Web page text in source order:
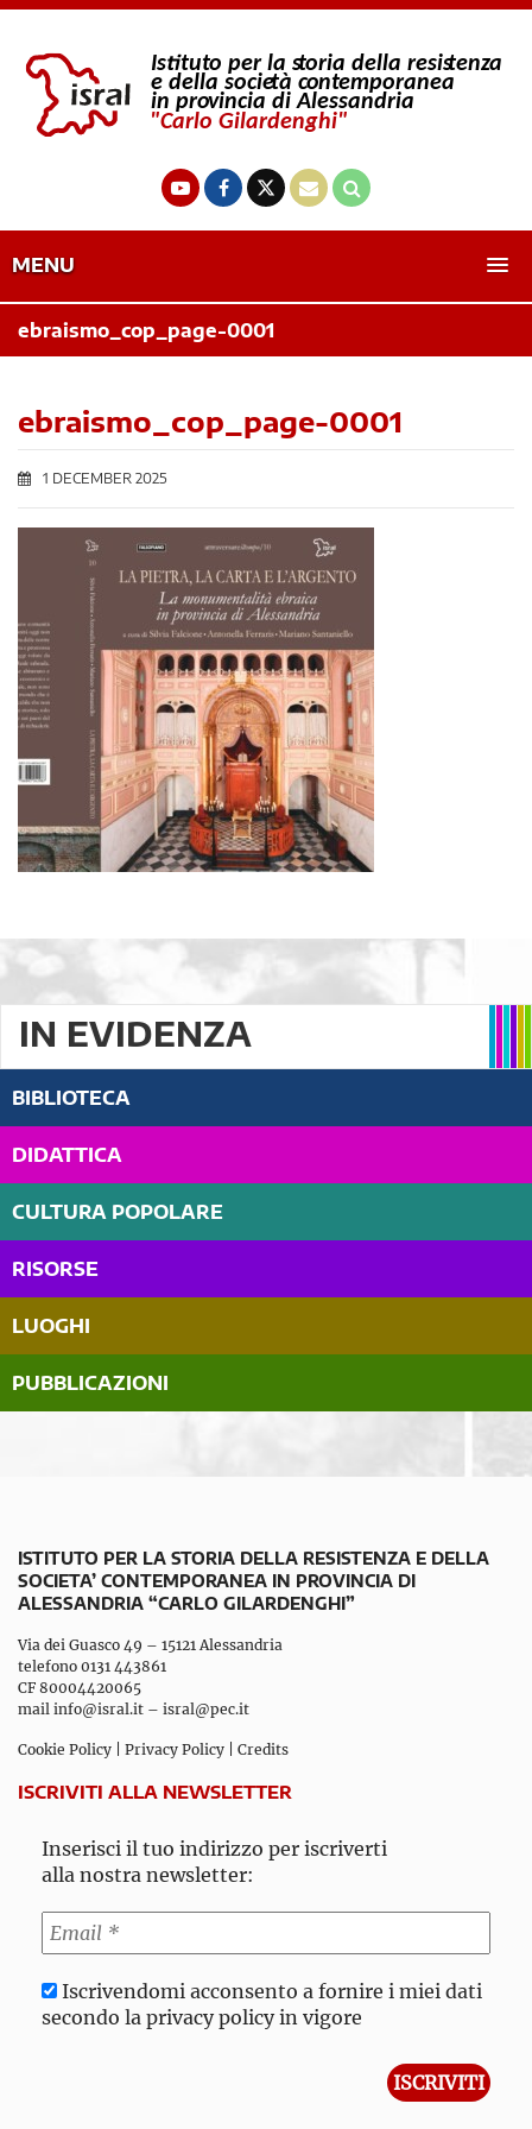
MENU
ebraismo_cop_page-0001
ebraismo_cop_page-0001
1 DECEMBER 2025
IN EVIDENZA
BIBLIOTECA
DIDATTICA
CULTURA POPOLARE
RISORSE
LUOGHI
PUBBLICAZIONI
ISTITUTO PER LA STORIA DELLA RESISTENZA E DELLA
SOCIETA’ CONTEMPORANEA IN PROVINCIA DI
ALESSANDRIA “CARLO GILARDENGHI”
Via dei Guasco 49 – 15121 Alessandria
telefono 0131 443861
CF 80004420065
mail info@isral.it – isral@pec.it
Cookie Policy Privacy Policy Credits
ISCRIVITI ALLA NEWSLETTER
Inserisci il tuo indirizzo per iscriverti
alla nostra newsletter:
Iscrivendomi acconsento a fornire i miei dati
secondo la privacy policy in vigore